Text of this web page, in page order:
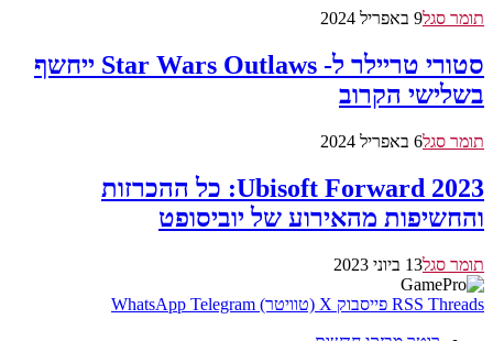
תומר סגל9 באפריל 2024
סטורי טריילר ל- Star Wars Outlaws ייחשף
בשלישי הקרוב
תומר סגל6 באפריל 2024
Ubisoft Forward 2023: כל ההכרזות
והחשיפות מהאירוע של יוביסופט
תומר סגל13 ביוני 2023
RSS Threads פייסבוק X (טוויטר) WhatsApp Telegram